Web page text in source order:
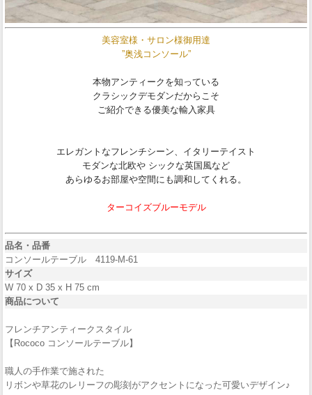
美容室様・サロン様御用達
”奥浅コンソール”
本物アンティークを知っている
クラシックデモダンだからこそ
ご紹介できる優美な輸入家具
エレガントなフレンチシーン、イタリーテイスト
モダンな北欧や シックな英国風など
あらゆるお部屋や空間にも調和してくれる。
ターコイズブルーモデル
品名・品番
コンソールテーブル 4119-M-61
サイズ
W 70 x D 35 x H 75 cm
商品について
フレンチアンティークスタイル
【Rococo コンソールテーブル】
職人の手作業で施された
リボンや草花のレリーフの彫刻がアクセントになった可愛いデザイン♪